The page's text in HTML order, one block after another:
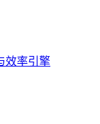
效率引擎